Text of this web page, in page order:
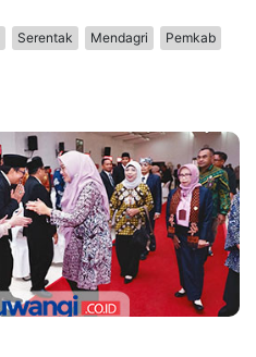
Serentak Mendagri
Pemkab